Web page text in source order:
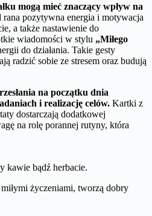
mogą mieć znaczący wpływ na
rana pozytywna energia i motywacja
a także nastawienie do
wiadomości w stylu „Miłego
do działania. Takie gesty
radzić sobie ze stresem oraz budują
na początku dnia
i realizację celów. Kartki z
dostarczają dodatkowej
na rolę porannej rutyny, która
kawie bądź herbacie.
życzeniami, tworzą dobry